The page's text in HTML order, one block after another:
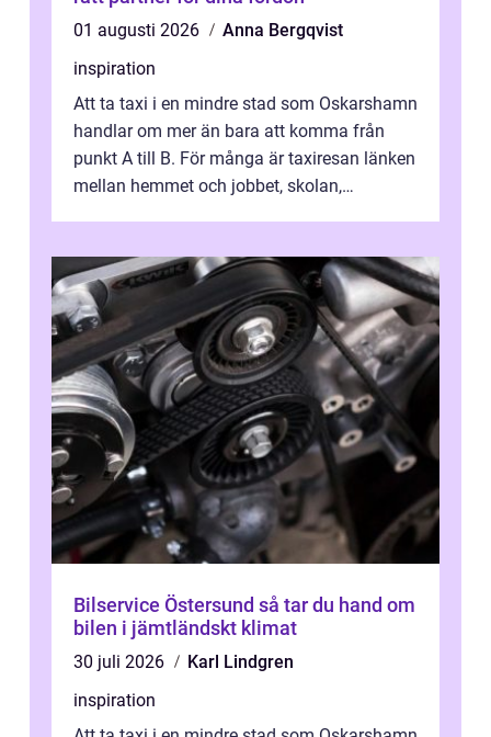
01 augusti 2026
Anna Bergqvist
inspiration
Att ta taxi i en mindre stad som Oskarshamn
handlar om mer än bara att komma från
punkt A till B. För många är taxiresan länken
mellan hemmet och jobbet, skolan,
Bilservice Östersund så tar du hand om
bilen i jämtländskt klimat
30 juli 2026
Karl Lindgren
inspiration